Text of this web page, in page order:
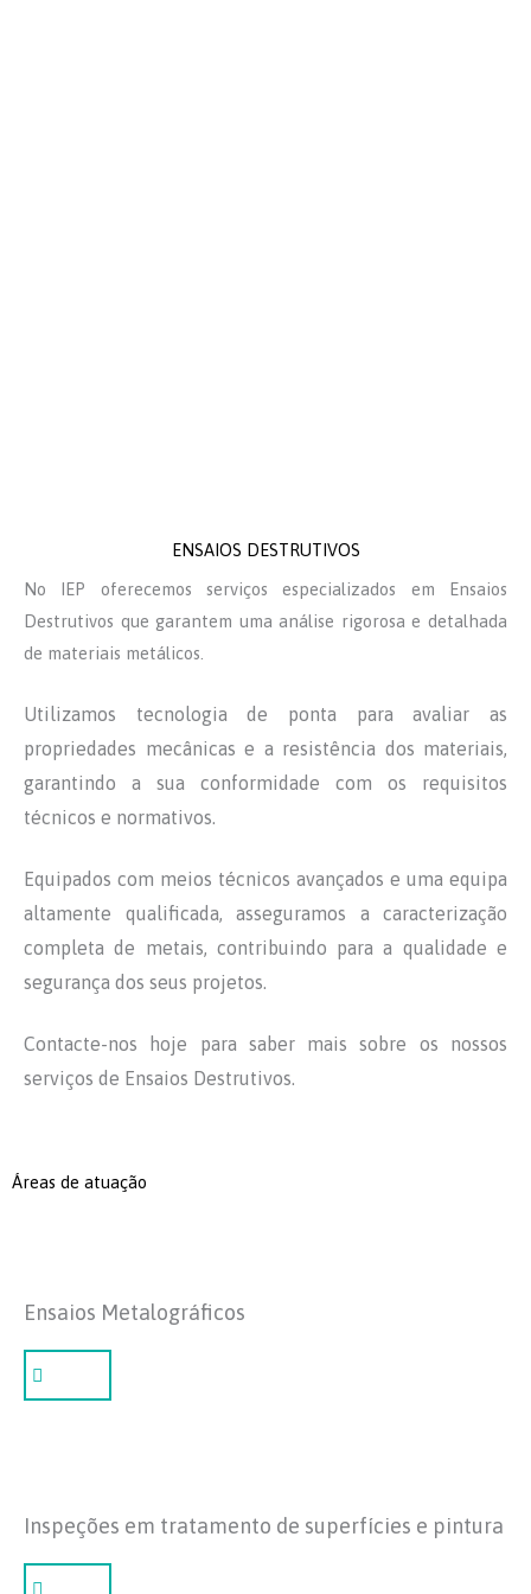
ENSAIOS DESTRUTIVOS
No IEP oferecemos serviços especializados em Ensaios
Destrutivos que garantem uma análise rigorosa e detalhada
de materiais metálicos.
Utilizamos tecnologia de ponta para avaliar as
propriedades mecânicas e a resistência dos materiais,
garantindo a sua conformidade com os requisitos
técnicos e normativos.
Equipados com meios técnicos avançados e uma equipa
altamente qualificada, asseguramos a caracterização
completa de metais, contribuindo para a qualidade e
segurança dos seus projetos.
Contacte-nos hoje para saber mais sobre os nossos
serviços de Ensaios Destrutivos.
Áreas de atuação
Ensaios Metalográficos
Inspeções em tratamento de superfícies e pintura